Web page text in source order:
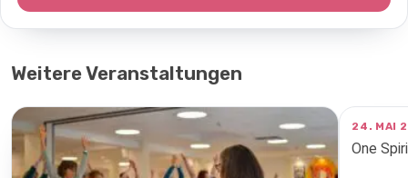
Weitere Veranstaltungen
24. MAI
One